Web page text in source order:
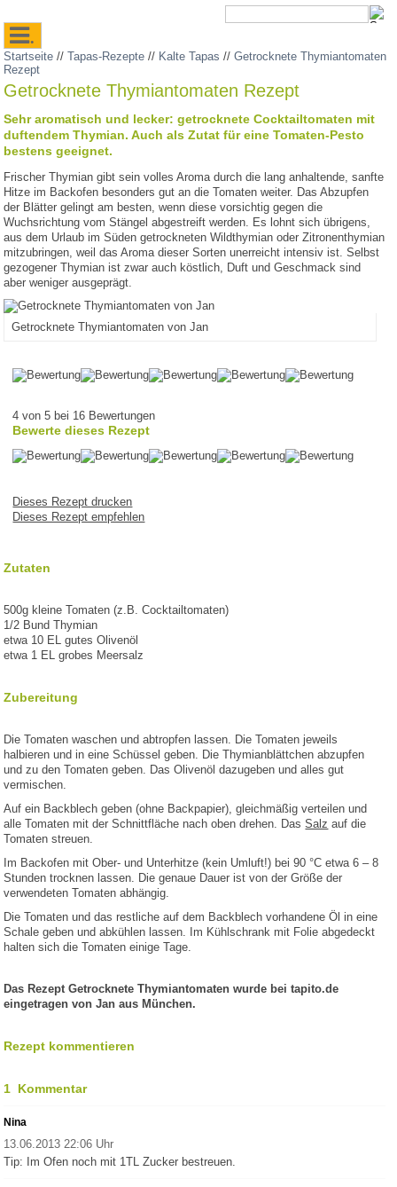
.
Startseite //Tapas-Rezepte // Kalte Tapas //Getrocknete Thymiantomaten
Rezept
Getrocknete Thymiantomaten Rezept
Sehr aromatisch und lecker: getrocknete Cocktailtomaten mit
duftendem Thymian. Auch als Zutat für eine Tomaten-Pesto
bestens geeignet.
Frischer Thymian gibt sein volles Aroma durch die lang anhaltende, sanfte
Hitze im Backofen besonders gut an die Tomaten weiter. Das Abzupfen
der Blätter gelingt am besten, wenn diese vorsichtig gegen die
Wuchsrichtung vom Stängel abgestreift werden. Es lohnt sich übrigens,
aus dem Urlaub im Süden getrockneten Wildthymian oder Zitronenthymian
mitzubringen, weil das Aroma dieser Sorten unerreicht intensiv ist. Selbst
gezogener Thymian ist zwar auch köstlich, Duft und Geschmack sind
aber weniger ausgeprägt.
Getrocknete Thymiantomaten von Jan
4 von 5 bei 16 Bewertungen
Bewerte dieses Rezept
Dieses Rezept drucken
Dieses Rezept empfehlen
Zutaten
500g kleine Tomaten (z.B. Cocktailtomaten)
1/2 Bund Thymian
etwa 10 EL gutes Olivenöl
etwa 1 EL grobes Meersalz
Zubereitung
Die Tomaten waschen und abtropfen lassen. Die Tomaten jeweils
halbieren und in eine Schüssel geben. Die Thymianblättchen abzupfen
und zu den Tomaten geben. Das Olivenöl dazugeben und alles gut
vermischen.
Auf ein Backblech geben (ohne Backpapier), gleichmäßig verteilen und
alle Tomaten mit der Schnittfläche nach oben drehen. DasSalz auf die
Tomaten streuen.
Im Backofen mit Ober- und Unterhitze (kein Umluft!) bei 90 °C etwa 6 – 8
Stunden trocknen lassen. Die genaue Dauer ist von der Größe der
verwendeten Tomaten abhängig.
Die Tomaten und das restliche auf dem Backblech vorhandene Öl in eine
Schale geben und abkühlen lassen. Im Kühlschrank mit Folie abgedeckt
halten sich die Tomaten einige Tage.
Das Rezept Getrocknete Thymiantomaten wurde bei tapito.de
eingetragen von Jan aus München.
Rezept kommentieren
1 Kommentar
Nina
13.06.2013 22:06 Uhr
Tip: Im Ofen noch mit 1TL Zucker bestreuen.